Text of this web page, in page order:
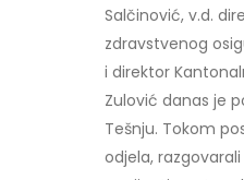
Salčinović, v.d.
zdravstvenog
i direktor
Zulović danas je
Tešnju. Tokom
odjela,